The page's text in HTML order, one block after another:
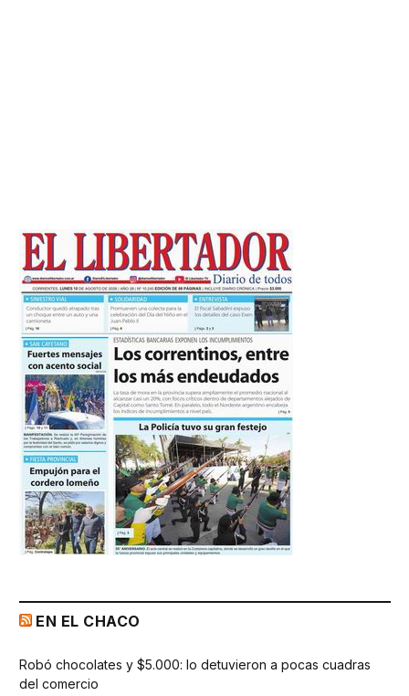
EN EL CHACO
Robó chocolates y $5.000: lo detuvieron a pocas cuadras
del comercio